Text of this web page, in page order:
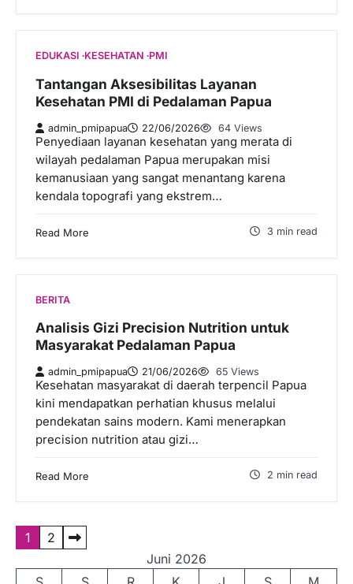
EDUKASI KESEHATAN PMI
Tantangan Aksesibilitas Layanan
Kesehatan PMI di Pedalaman Papua
admin_pmipapua 22/06/2026 64 Views
Penyediaan layanan kesehatan yang merata di
wilayah pedalaman Papua merupakan misi
kemanusiaan yang sangat menantang karena
kendala topografi yang ekstrem…
Read More 3 min read
BERITA
Analisis Gizi Precision Nutrition untuk
Masyarakat Pedalaman Papua
admin_pmipapua 21/06/2026 65 Views
Kesehatan masyarakat di daerah terpencil Papua
kini mendapatkan perhatian khusus melalui
pendekatan sains modern. Kami menerapkan
precision nutrition atau gizi…
Read More 2 min read
1
2
Juni 2026